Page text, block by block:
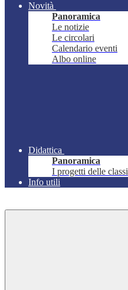
Novità
Panoramica
Le notizie
Le circolari
Calendario eventi
Albo online
Didattica
Panoramica
I progetti delle classi
Info utili